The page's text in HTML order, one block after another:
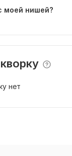
моей нишей?
нет